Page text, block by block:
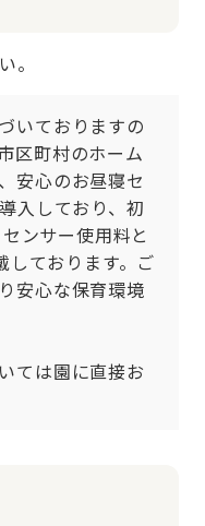
。
いておりますの
区町村のホーム
安心のお昼寝セ
入しており、初
ンサー使用料と
しております。ご
安心な保育環境
ては園に直接お